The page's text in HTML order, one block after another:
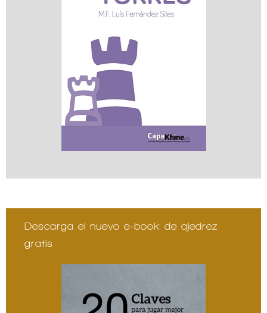
Descarga el nuevo e-book de ajedrez
gratis